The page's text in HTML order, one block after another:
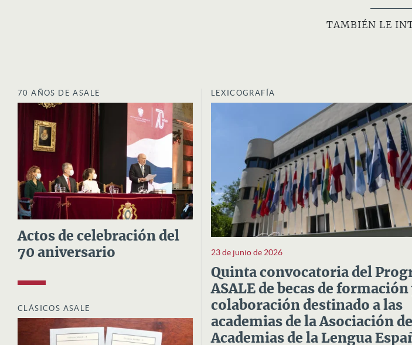
TAMBIÉN LE
70 AÑOS DE ASALE
Actos de celebración del
70 aniversario
CLÁSICOS ASALE
LEXICOGRAFÍA
23 de junio de 2026
Quinta convocatoria del
ASALE de becas de formación
colaboración destinado a las
academias de la Asociación de
Academias de la Lengua